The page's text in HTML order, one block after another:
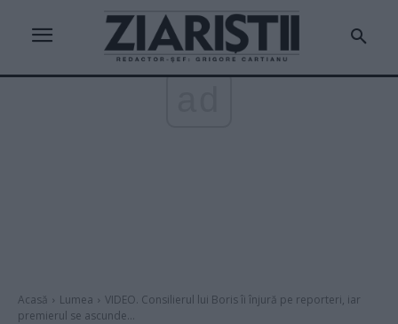
Acasă Lumea
VIDEO. Consilierul lui Boris îi înjură pe reporteri, iar
premierul se ascunde...